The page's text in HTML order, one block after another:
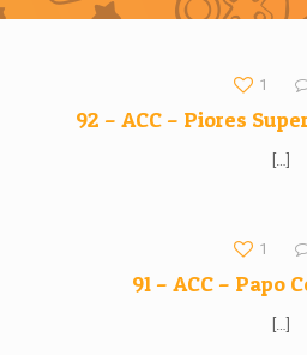
1
92 – ACC – Piores
[…]
1
91 – ACC – Papo
[…]